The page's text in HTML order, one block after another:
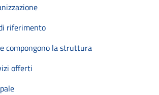
riferimento
compongono la struttura
offerti